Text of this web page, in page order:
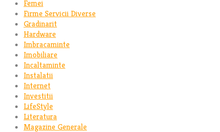
Femei
Firme Servicii Diverse
Gradinarit
Hardware
Imbracaminte
Imobiliare
Incaltaminte
Instalatii
Internet
Investitii
LifeStyle
Literatura
Magazine Generale